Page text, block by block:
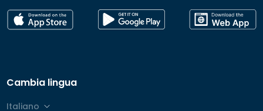
Cambia lingua
Italiano